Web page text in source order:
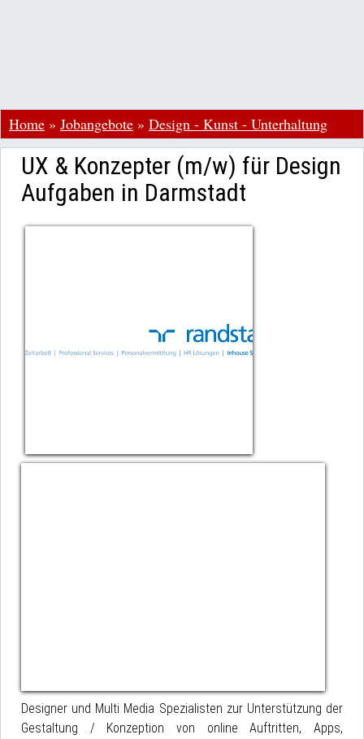
Home » Jobangebote » Design - Kunst - Unterhaltung
UX & Konzepter (m/w) für Design
Aufgaben in Darmstadt
Designer und Multi Media Spezialisten zur Unterstützung der
Gestaltung / Konzeption von online Auftritten, Apps,